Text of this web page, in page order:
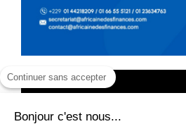
Continuer sans accepter
Bonjour c'est nous...